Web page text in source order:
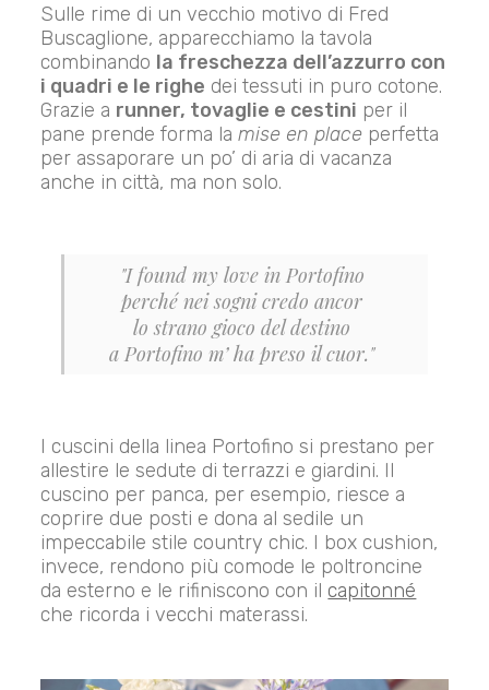
Sulle rime di un vecchio motivo di Fred
Buscaglione, apparecchiamo la tavola
combinando la freschezza dell’azzurro con
i quadri e le righe dei tessuti in puro cotone.
Grazie a runner, tovaglie e cestini per il
pane prende forma lamise en place perfetta
per assaporare un po’ di aria di vacanza
anche in città, ma non solo.
"I found my love in Portofino
perché nei sogni credo ancor
lo strano gioco del destino
a Portofino m’ ha preso il cuor."
I cuscini della linea Portofino si prestano per
allestire le sedute di terrazzi e giardini. Il
cuscino per panca, per esempio, riesce a
coprire due posti e dona al sedile un
impeccabile stile country chic. I box cushion,
invece, rendono più comode le poltroncine
da esterno e le rifiniscono con il capitonné
che ricorda i vecchi materassi.